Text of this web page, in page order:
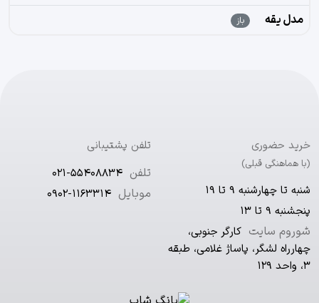
مدل یقه باز
خرید حضوری
(با هماهنگی قبلی)
شنبه تا چهارشنبه ۹ تا ۱۹
پنجشنبه ۹ تا ۱۳
شوروم سایت کارگر جنوبی،
چهارراه لشگر، پاساژ غلامی، طبقه
۳، واحد ۱۲۹
تلفن پشتیبانی
تلفن 021-55408834
موبایل 0902-1163314